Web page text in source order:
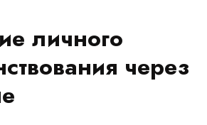
личного
через